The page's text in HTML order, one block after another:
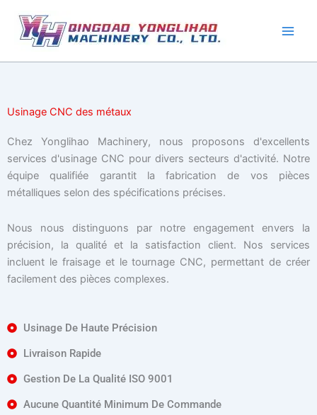
contenu
Usinage CNC des métaux
Chez Yonglihao Machinery, nous proposons d'excellents
services d'usinage CNC pour divers secteurs d'activité. Notre
équipe qualifiée garantit la fabrication de vos pièces
métalliques selon des spécifications précises.
Nous nous distinguons par notre engagement envers la
précision, la qualité et la satisfaction client. Nos services
incluent le fraisage et le tournage CNC, permettant de créer
facilement des pièces complexes.
Usinage De Haute Précision
Livraison Rapide
Gestion De La Qualité ISO 9001
Aucune Quantité Minimum De Commande